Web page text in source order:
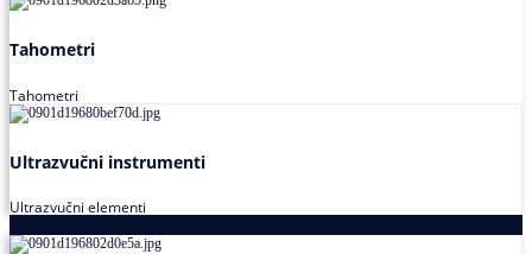
Tahometri
Tahometri
Ultrazvučni instrumenti
Ultrazvučni elementi